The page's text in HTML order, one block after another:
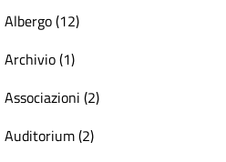
Albergo (12)
Archivio (1)
Associazioni (2)
Auditorium (2)